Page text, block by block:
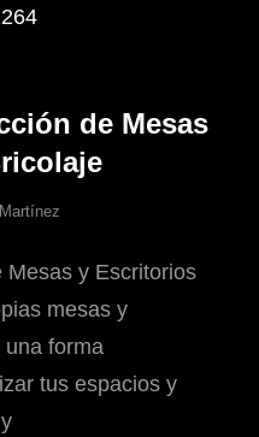
de Mesas
Mesas y Escritorios
mesas y
forma
tus espacios y